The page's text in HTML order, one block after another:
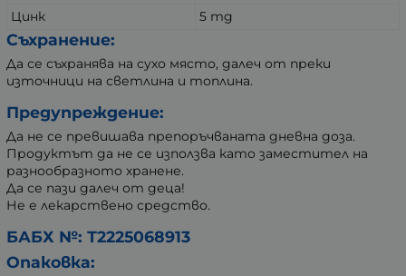
Цинк
5 mg
Съхранение:
Да се съхранява на сухо място, далеч от преки
източници на светлина и топлина.
Предупреждение:
Да не се превишава препоръчваната дневна доза.
Продуктът да не се използва като заместител на
разнообразното хранене.
Да се пази далеч от деца!
Не е лекарствено средство.
БАБХ №: Т2225068913
Опаковка: